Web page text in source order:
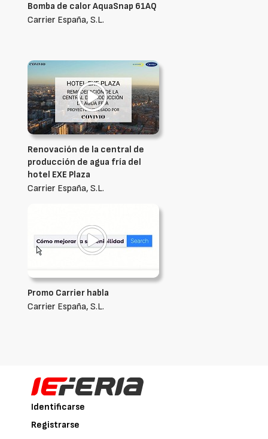
Bomba de calor AquaSnap 61AQ
Carrier España, S.L.
Renovación de la central de
producción de agua fría del
hotel EXE Plaza
Carrier España, S.L.
Promo Carrier habla
Carrier España, S.L.
Identificarse
Registrarse